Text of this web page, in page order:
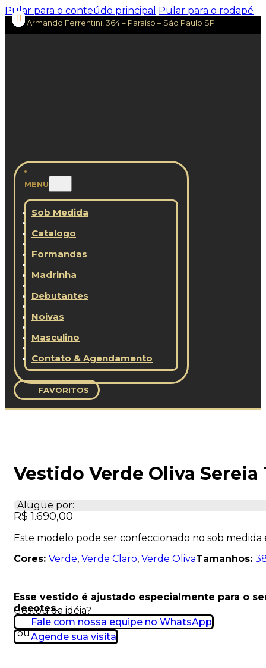
Pular para o conteúdo principal Pular para o rodapé
Av. Armando Ferrentini, 364 – Paraíso – São Paulo SP
MENU
Sob Medida
Catalogo
Formandas
Madrinha
Debutantes
Noivas
Masculino
Contato & Agendamento
FAVORITOS
Vestido Verde Oliva
Alugue por:
R$ 1.690,00
Este modelo pode ser confeccionado no sob
Cores: Verde, Verde Claro, Verde OlivaTamanhos:
Esse vestido é ajustado especialmente para o
decotes.
Gostou da idéia?
Fale com nossa equipe no WhatsApp
ouAgende sua visita